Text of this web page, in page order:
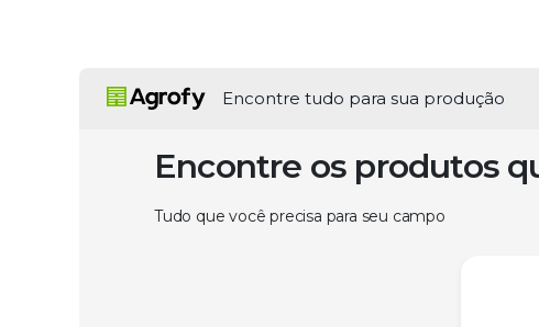
Encontre tudo para sua produção
Encontre os produtos
Tudo que você precisa para seu campo